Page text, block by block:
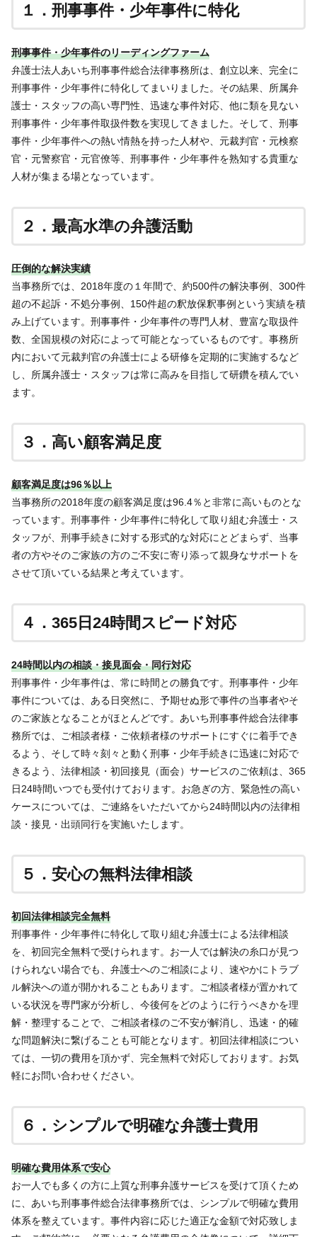
１．刑事事件・少年事件に特化
刑事事件・少年事件のリーディングファーム
弁護士法人あいち刑事事件総合法律事務所は、創立以来、完全に
刑事事件・少年事件に特化してまいりました。その結果、所属弁
護士・スタッフの高い専門性、迅速な事件対応、他に類を見ない
刑事事件・少年事件取扱件数を実現してきました。そして、刑事
事件・少年事件への熱い情熱を持った人材や、元裁判官・元検察
官・元警察官・元官僚等、刑事事件・少年事件を熟知する貴重な
人材が集まる場となっています。
２．最高水準の弁護活動
圧倒的な解決実績
当事務所では、2018年度の１年間で、約500件の解決事例、300件
超の不起訴・不処分事例、150件超の釈放保釈事例という実績を積
み上げています。刑事事件・少年事件の専門人材、豊富な取扱件
数、全国規模の対応によって可能となっているものです。事務所
内において元裁判官の弁護士による研修を定期的に実施するなど
し、所属弁護士・スタッフは常に高みを目指して研鑽を積んでい
ます。
３．高い顧客満足度
顧客満足度は96％以上
当事務所の2018年度の顧客満足度は96.4％と非常に高いものとな
っています。刑事事件・少年事件に特化して取り組む弁護士・ス
タッフが、刑事手続きに対する形式的な対応にとどまらず、当事
者の方やそのご家族の方のご不安に寄り添って親身なサポートを
させて頂いている結果と考えています。
４．365日24時間スピード対応
24時間以内の相談・接見面会・同行対応
刑事事件・少年事件は、常に時間との勝負です。刑事事件・少年
事件については、ある日突然に、予期せぬ形で事件の当事者やそ
のご家族となることがほとんどです。あいち刑事事件総合法律事
務所では、ご相談者様・ご依頼者様のサポートにすぐに着手でき
るよう、そして時々刻々と動く刑事・少年手続きに迅速に対応で
きるよう、法律相談・初回接見（面会）サービスのご依頼は、365
日24時間いつでも受付けております。お急ぎの方、緊急性の高い
ケースについては、ご連絡をいただいてから24時間以内の法律相
談・接見・出頭同行を実施いたします。
５．安心の無料法律相談
初回法律相談完全無料
刑事事件・少年事件に特化して取り組む弁護士による法律相談
を、初回完全無料で受けられます。お一人では解決の糸口が見つ
けられない場合でも、弁護士へのご相談により、速やかにトラブ
ル解決への道が開かれることもあります。ご相談者様が置かれて
いる状況を専門家が分析し、今後何をどのように行うべきかを理
解・整理することで、ご相談者様のご不安が解消し、迅速・的確
な問題解決に繋げることも可能となります。初回法律相談につい
ては、一切の費用を頂かず、完全無料で対応しております。お気
軽にお問い合わせください。
６．シンプルで明確な弁護士費用
明確な費用体系で安心
お一人でも多くの方に上質な刑事弁護サービスを受けて頂くため
に、あいち刑事事件総合法律事務所では、シンプルで明確な費用
体系を整えています。事件内容に応じた適正な金額で対応致しま